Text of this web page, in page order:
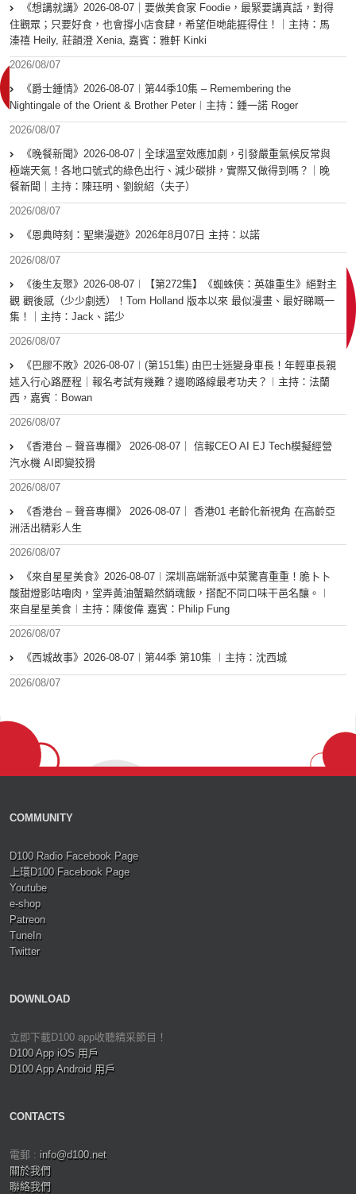
《想講就講》2026-08-07｜要做美食家 Foodie，最緊要講真話，對得
住觀眾；只要好食，也會撐小店食肆，希望佢哋能捱得住！｜主持：馬
溱禧 Heily, 莊韻澄 Xenia, 嘉賓：雅軒 Kinki
2026/08/07
《爵士鍾情》2026-08-07︱第44季10集 – Remembering the
Nightingale of the Orient & Brother Peter︱主持：鍾一諾 Roger
2026/08/07
《晚餐新聞》2026-08-07｜全球溫室效應加劇，引發嚴重氣候反常與
極端天氣！各地口號式的綠色出行、減少碳排，實際又做得到嗎？｜晚
餐新聞｜主持：陳珏明、劉銳紹（夫子）
2026/08/07
《恩典時刻：聖樂漫遊》2026年8月07日 主持：以諾
2026/08/07
《後生友聚》2026-08-07︱【第272集】《蜘蛛俠：英雄重生》絕對主
觀 觀後感（少少劇透）！Tom Holland 版本以來 最似漫畫、最好睇嘅一
集！｜主持：Jack、諾少
2026/08/07
《巴膠不敗》2026-08-07︱(第151集) 由巴士迷變身車長！年輕車長親
述入行心路歷程｜報名考試有幾難？邊啲路線最考功夫？︱主持：法蘭
西，嘉賓︰Bowan
2026/08/07
《香港台 – 聲音專欄》 2026-08-07｜ 信報CEO AI EJ Tech模擬經營
汽水機 AI即變狡猾
2026/08/07
《香港台 – 聲音專欄》 2026-08-07｜ 香港01 老齡化新視角 在高齡亞
洲活出精彩人生
2026/08/07
《來自星星美食》2026-08-07︱深圳高端新派中菜驚喜重重！脆卜卜
酸甜燈影咕嚕肉，堂弄黃油蟹黯然銷魂飯，搭配不同口味干邑名釀。︱
來自星星美食︱主持：陳俊偉 嘉賓：Philip Fung
2026/08/07
《西城故事》2026-08-07︱第44季 第10集 ︱主持：沈西城
2026/08/07
COMMUNITY
D100 Radio Facebook Page
上環D100 Facebook Page
Youtube
e-shop
Patreon
TuneIn
Twitter
DOWNLOAD
立即下載D100 app收聽精采節目！
D100 App iOS 用戶
D100 App Android 用戶
CONTACTS
電郵 : info@d100.net
關於我們
聯絡我們